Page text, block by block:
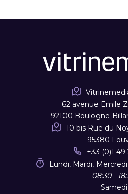
62 avenue Emile
92100 Boulogne-
10 bis Rue du
95380
+33 (0)1 49
Lundi, Mardi,
08:30 -
Samedi